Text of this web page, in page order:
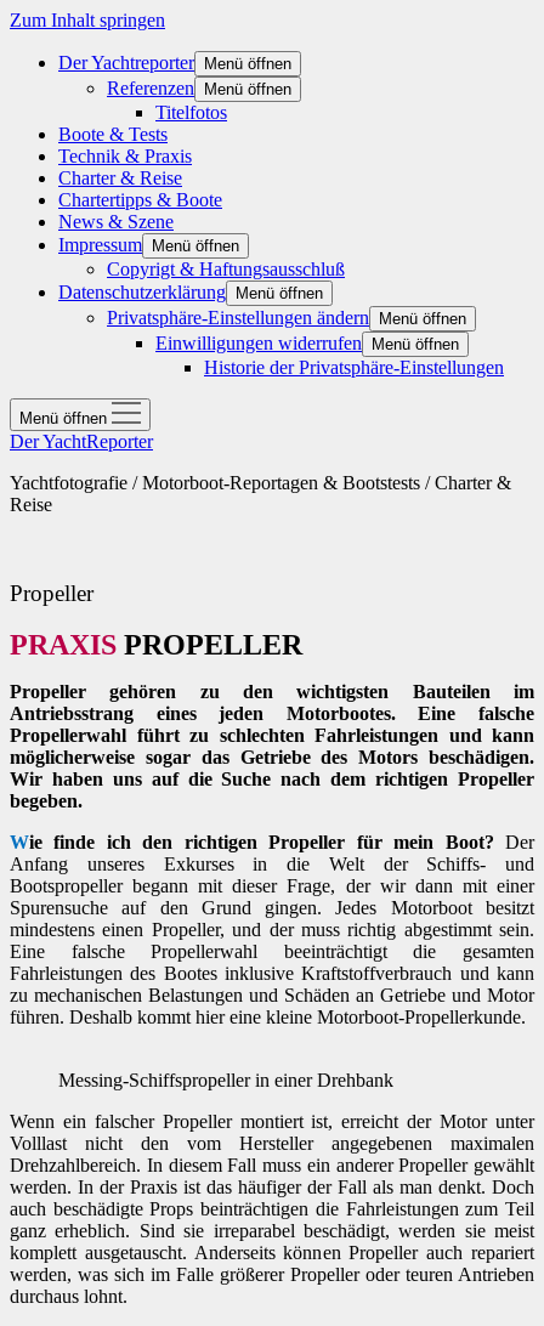
Zum Inhalt springen
Der Yachtreporter Menü öffnen
Referenzen Menü öffnen
Titelfotos
Boote & Tests
Technik & Praxis
Charter & Reise
Chartertipps & Boote
News & Szene
Impressum
Menü öffnen
Copyrigt & Haftungsausschluß
Datenschutzerklärung
Menü öffnen
Privatsphäre-Einstellungen ändern Menü öffnen
Einwilligungen widerrufen Menü öffnen
Historie der Privatsphäre-Einstellungen
Menü öffnen
Der YachtReporter
Yachtfotografie / Motorboot-Reportagen & Bootstests / Charter &
Reise
Propeller
PRAXIS PROPELLER
Propeller gehören zu den wichtigsten Bauteilen im
Antriebsstrang eines jeden Motorbootes. Eine falsche
Propellerwahl führt zu schlechten Fahrleistungen und kann
möglicherweise sogar das Getriebe des Motors beschädigen.
Wir haben uns auf die Suche nach dem richtigen Propeller
begeben.
Wie finde ich den richtigen Propeller für mein Boot? Der
Anfang unseres Exkurses in die Welt der Schiffs- und
Bootspropeller begann mit dieser Frage, der wir dann mit einer
Spurensuche auf den Grund gingen. Jedes Motorboot besitzt
mindestens einen Propeller, und der muss richtig abgestimmt sein.
Eine falsche Propellerwahl beeinträchtigt die gesamten
Fahrleistungen des Bootes inklusive Kraftstoffverbrauch und kann
zu mechanischen Belastungen und Schäden an Getriebe und Motor
führen. Deshalb kommt hier eine kleine Motorboot-Propellerkunde.
Messing-Schiffspropeller in einer Drehbank
Wenn ein falscher Propeller montiert ist, erreicht der Motor unter
Volllast nicht den vom Hersteller angegebenen maximalen
Drehzahlbereich. In diesem Fall muss ein anderer Propeller gewählt
werden. In der Praxis ist das häufiger der Fall als man denkt. Doch
auch beschädigte Props beinträchtigen die Fahrleistungen zum Teil
ganz erheblich. Sind sie irreparabel beschädigt, werden sie meist
komplett ausgetauscht. Anderseits können Propeller auch repariert
werden, was sich im Falle größerer Propeller oder teuren Antrieben
durchaus lohnt.